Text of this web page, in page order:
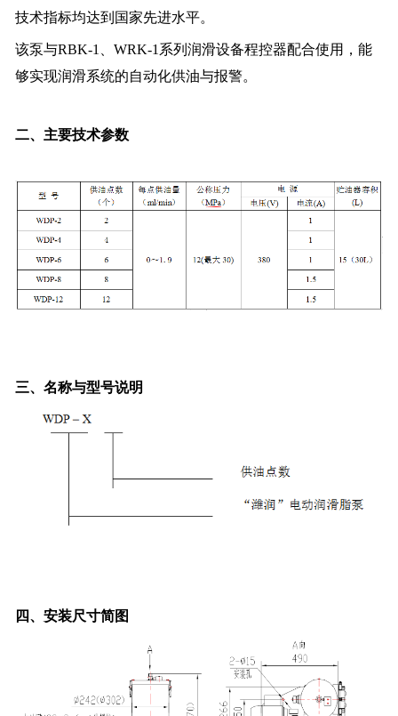
技术指标均达到国家先进水平。
该泵与RBK-1、WRK-1系列润滑设备程控器配合使用，能
够实现润滑系统的自动化供油与报警。
二、主要技术参数
三、名称与型号说明
四、安装尺寸简图